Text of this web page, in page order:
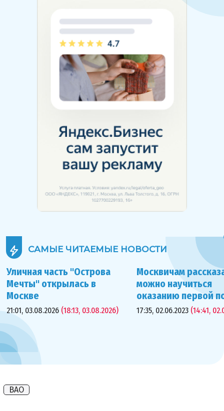
САМЫЕ ЧИТАЕМЫЕ НОВОСТИ
Уличная часть "Острова
Мечты" открылась в
Москве
21:01, 03.08.2026 (18:13, 03.08.2026)
Москвичам
можно научиться
оказанию первой
17:35, 02.06.2023 (14:41,
ВАО